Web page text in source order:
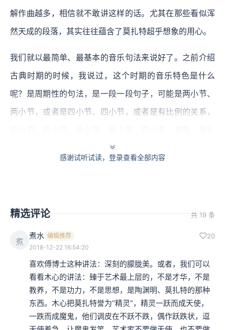
解作曲越多，相信就不敢讲这样的话。尤其在那些看似浑
然天成的段落，其实往往蕴含了莫扎特超乎想象的用心。
我们就以最简单、最基本的音乐句法来说好了。之前介绍
古典时期的时候，我说过，这个时期的音乐特色是什么
呢？是周期性的句法，是一段一段句子，可能是两小节、
两小节，或者是四小节、四小节，或者是有比例的关系，
特的作品几乎都有非常好的比例，我们就以下面这一首鼎
我们听这首音乐的时候，就可能马上感觉到，旋律非常的
服。然而他只有这样而已吗？我现在一边放这首曲子，一
边算每个乐句的小节给大家听听看。
感谢试听试读，登录查看全部内容
精选评论 共 19 条
煮
煮水 编辑推荐 20
2018-12-22 16:54:20
喜欢傅博士这种讲法：深刻的朦胧美。或者，我们可以
看看木心的讲法：臻于艺术最上层的，不是才华，不是
教养，不是功力，不是思想，是陶渊明、莫扎特的那种
东西。木心把莫扎特誉为“精灵”，精灵一跃而成天使，
一跌而成魔鬼，他们调皮在不跃不跌，偶作跃跌状，逗